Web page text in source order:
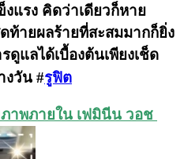
แรง คิดว่าเดียวก็หาย
ท้ายผลร้ายที่สะสมมากก็ยิ่ง
แลได้เบื้องต้นเพียงเช็ด
งวัน #รูฟิต
าพภายใน เฟมินีน วอช